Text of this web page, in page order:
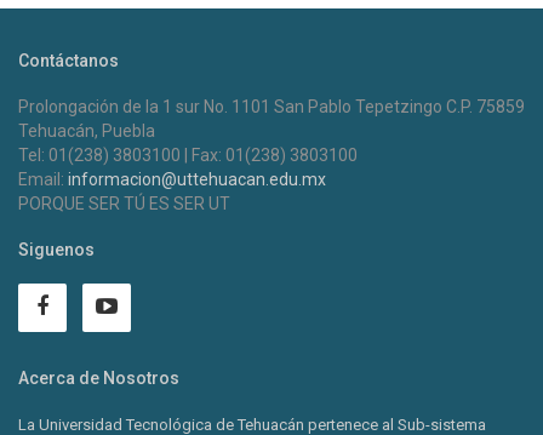
Contáctanos
Prolongación de la 1 sur No. 1101 San Pablo Tepetzingo C.P. 75859
Tehuacán, Puebla
Tel: 01(238) 3803100 | Fax: 01(238) 3803100
Email: informacion@uttehuacan.edu.mx
PORQUE SER TÚ ES SER UT
Siguenos
Acerca de Nosotros
La Universidad Tecnológica de Tehuacán pertenece al Sub-sistema